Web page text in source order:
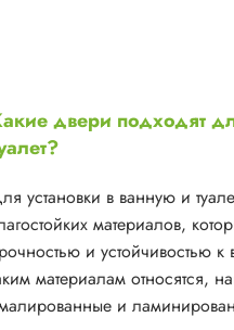
двери подходят
установки в ванную и
материалов,
и устойчивостью
материалам относятся,
и